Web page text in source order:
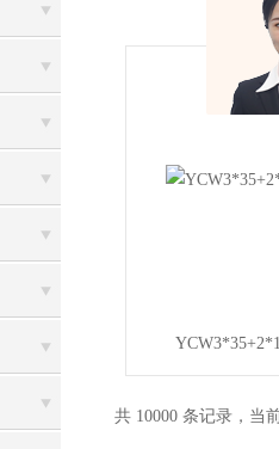
共 10000 条记录，当